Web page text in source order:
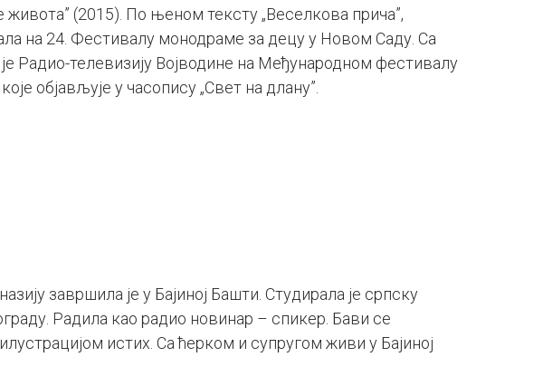
(2015). По њеном тексту „Веселкова прича”,
на 24. Фестивалу монодраме за децу у Новом Саду. Са
Радио-телевизију Војводине на Међународном фестивалу
објављује у часопису „Свет на длану”.
завршила је у Бајиној Башти. Студирала је српску
Радила као радио новинар – спикер. Бави се
истих. Са ћерком и супругом живи у Бајиној